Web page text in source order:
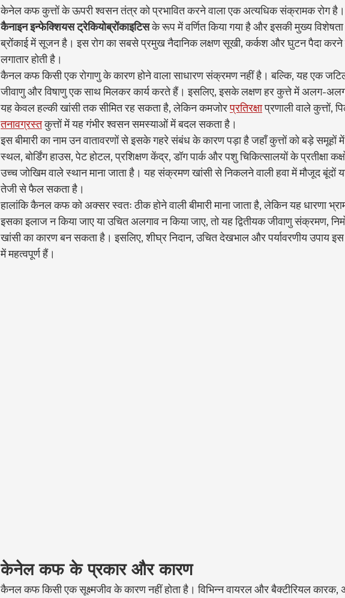
केनेल कफ कुत्तों के ऊपरी श्वसन तंत्र को प्रभावित करने वाला एक अत्यधिक संक्रामक रोग है।
कैनाइन इन्फेक्शियस ट्रेकियोब्रोंकाइटिस के रूप में वर्णित किया गया है और इसकी मुख्य
ब्रोंकाई में सूजन है। इस रोग का सबसे प्रमुख नैदानिक लक्षण सूखी, कर्कश और घुटन पैदा करने
लगातार होती है।
कैनल कफ किसी एक रोगाणु के कारण होने वाला साधारण संक्रमण नहीं है। बल्कि, यह एक
जीवाणु और विषाणु एक साथ मिलकर कार्य करते हैं। इसलिए, इसके लक्षण हर कुत्ते में अलग-
यह केवल हल्की खांसी तक सीमित रह सकता है, लेकिन कमजोर प्रतिरक्षा प्रणाली वाले कुत्तों,
तनावग्रस्त कुत्तों में यह गंभीर श्वसन समस्याओं में बदल सकता है।
इस बीमारी का नाम उन वातावरणों से इसके गहरे संबंध के कारण पड़ा है जहाँ कुत्तों को बड़े
स्थल, बोर्डिंग हाउस, पेट होटल, प्रशिक्षण केंद्र, डॉग पार्क और पशु चिकित्सालयों के प्रतीक्षा
उच्च जोखिम वाले स्थान माना जाता है। यह संक्रमण खांसी से निकलने वाली हवा में मौजूद बूंदों
तेजी से फैल सकता है।
हालांकि कैनल कफ को अक्सर स्वतः ठीक होने वाली बीमारी माना जाता है, लेकिन यह धारणा
इसका इलाज न किया जाए या उचित अलगाव न किया जाए, तो यह द्वितीयक जीवाणु संक्रमण,
खांसी का कारण बन सकता है। इसलिए, शीघ्र निदान, उचित देखभाल और पर्यावरणीय उपाय इस
में महत्वपूर्ण हैं।
केनेल कफ के प्रकार और कारण
कैनल कफ किसी एक सूक्ष्मजीव के कारण नहीं होता है। विभिन्न वायरल और बैक्टीरियल